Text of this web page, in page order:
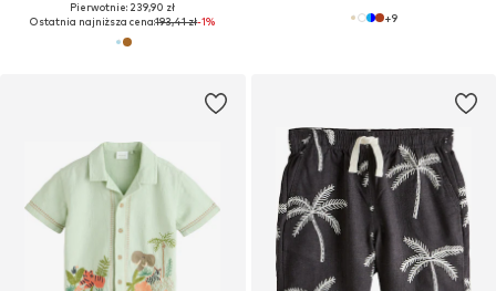
Pierwotnie: 239,90 zł
Ostatnia najniższa cena:193,41 zł-1% +9